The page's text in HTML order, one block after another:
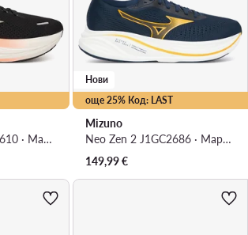
Neo Vista 3 J1GU2610 · Маратонки за бягане
още 25% Код: LAST
Нови
Mizuno
Neo Zen 2 J1GC2686 · Маратонки за бягане
149,99€